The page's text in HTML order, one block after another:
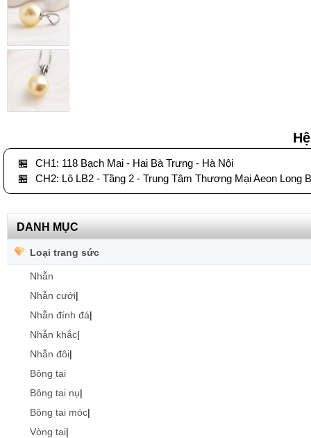
🏪
CH1: 118 Bạch Mai - Hai Bà Trưng - Hà Nội
🏪
CH2: Lô LB2 - Tầng 2 - Trung Tâm Thương Mại Aeon Long
DANH MỤC
Loại trang sức
Nhẫn
Nhẫn cưới|
Nhẫn đính đá|
Nhẫn khắc|
Nhẫn đôi|
Bông tai
Bông tai nụ|
Bông tai móc|
Vòng tai|